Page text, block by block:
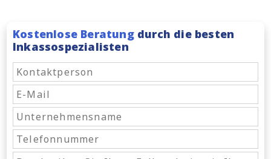
Kostenlose Beratungdurch die besten
Inkassospezialisten